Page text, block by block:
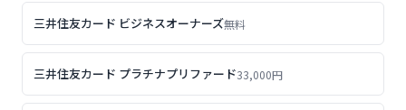
三井住友カード ビジネスオーナーズ無料
三井住友カード プラチナプリファード33,000円